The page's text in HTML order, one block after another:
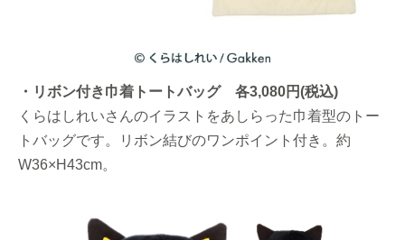
・リボン付き巾着トートバッグ 各3,080円(税込)
くらはしれいさんのイラストをあしらった巾着型のトー
トバッグです。リボン結びのワンポイント付き。約
W36×H43cm。